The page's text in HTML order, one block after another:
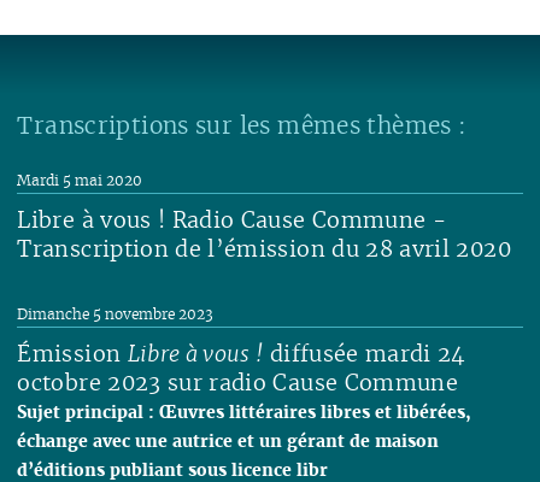
Transcriptions sur les mêmes thèmes :
Libre à vous ! Radio Cause Commune -
Transcription de l’émission du 28 avril 2020
Mardi 5 mai 2020
Émission Libre à vous ! diffusée mardi 24
octobre 2023 sur radio Cause Commune
Sujet principal : Œuvres littéraires libres et libérées,
échange avec une autrice et un gérant de maison
d’éditions publiant sous licence libr
Dimanche 5 novembre 2023